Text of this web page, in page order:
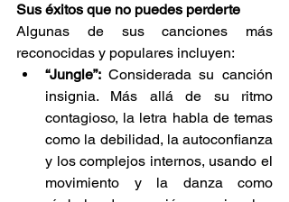
Sus éxitos que no puedes perderte
Algunas de sus canciones más
reconocidas y populares incluyen:
“Jungle”: Considerada su canción
insignia. Más allá de su ritmo
contagioso, la letra habla de temas
como la debilidad, la autoconfianza
y los complejos internos, usando el
movimiento y la danza como